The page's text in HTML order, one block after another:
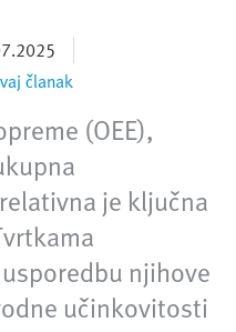
članak
(OEE),
je ključna
njihove
učinkovitosti